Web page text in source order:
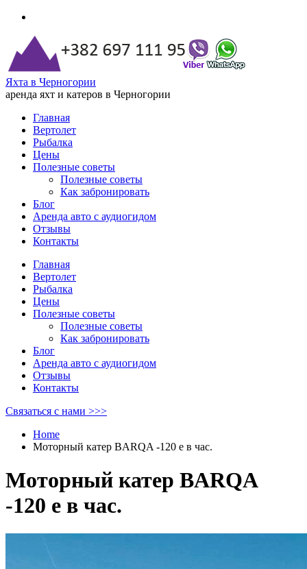
Яхта в Черногории
аренда яхт и катеров в Черногории
Главная
Вертолет
Рыбалка
Цены
Полезные советы
Полезные советы
Как забронировать
Блог
Аренда авто с аудиогидом
Отзывы
Контакты
Главная
Вертолет
Рыбалка
Цены
Полезные советы
Полезные советы
Как забронировать
Блог
Аренда авто с аудиогидом
Отзывы
Контакты
Связаться с нами >>>
Home
Моторный катер BARQA -120 е в час.
Моторный катер BARQA
-120 е в час.